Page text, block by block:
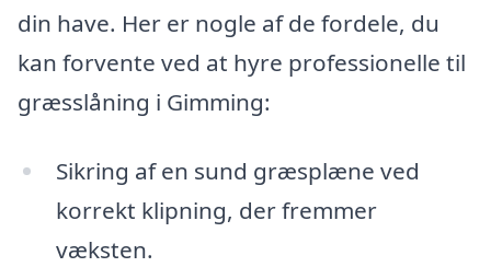
din have. Her er nogle af de fordele, du
kan forvente ved at hyre professionelle til
græsslåning i Gimming:
Sikring af en sund græsplæne ved
korrekt klipning, der fremmer
væksten.